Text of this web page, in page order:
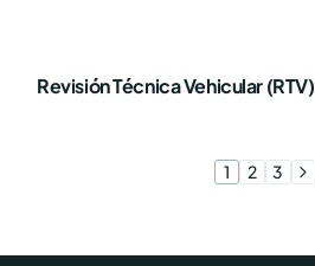
Revisión Técnica Vehicular (RTV)
1 2 3